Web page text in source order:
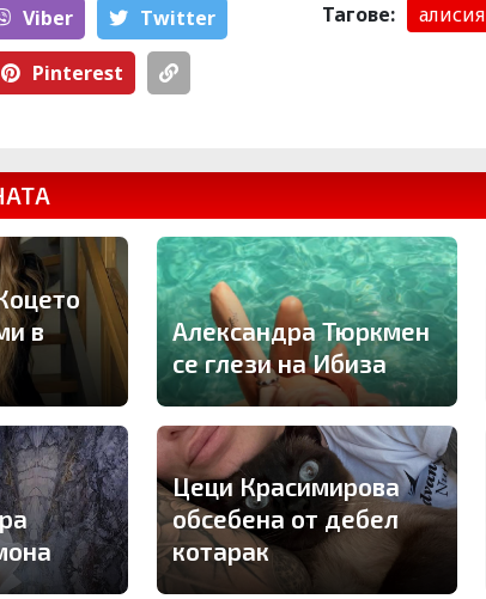
Viber Тwitter
Pinterest
Тагове: алисия
в
Александра Тюркмен
се глези на Ибиза
Цеци Красимирова
обсебена от дебел
котарак